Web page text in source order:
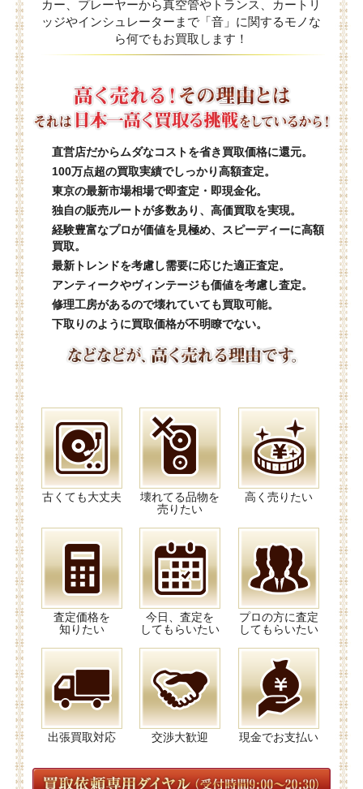
カー、プレーヤーから真空管やトランス、カートリ
ッジやインシュレーターまで「音」に関するモノな
ら何でもお買取します！
直営店だからムダなコストを省き買取価格に還元。
100万点超の買取実績でしっかり高額査定。
東京の最新市場相場で即査定・即現金化。
独自の販売ルートが多数あり、高価買取を実現。
経験豊富なプロが価値を見極め、スピーディーに高額
買取。
最新トレンドを考慮し需要に応じた適正査定。
アンティークやヴィンテージも価値を考慮し査定。
修理工房があるので壊れていても買取可能。
下取りのように買取価格が不明瞭でない。
古くても大丈夫
壊れてる品物を
売りたい
高く売りたい
査定価格を
知りたい
今日、査定を
してもらいたい
プロの方に査定
してもらいたい
出張買取対応 交渉大歓迎 現金でお支払い